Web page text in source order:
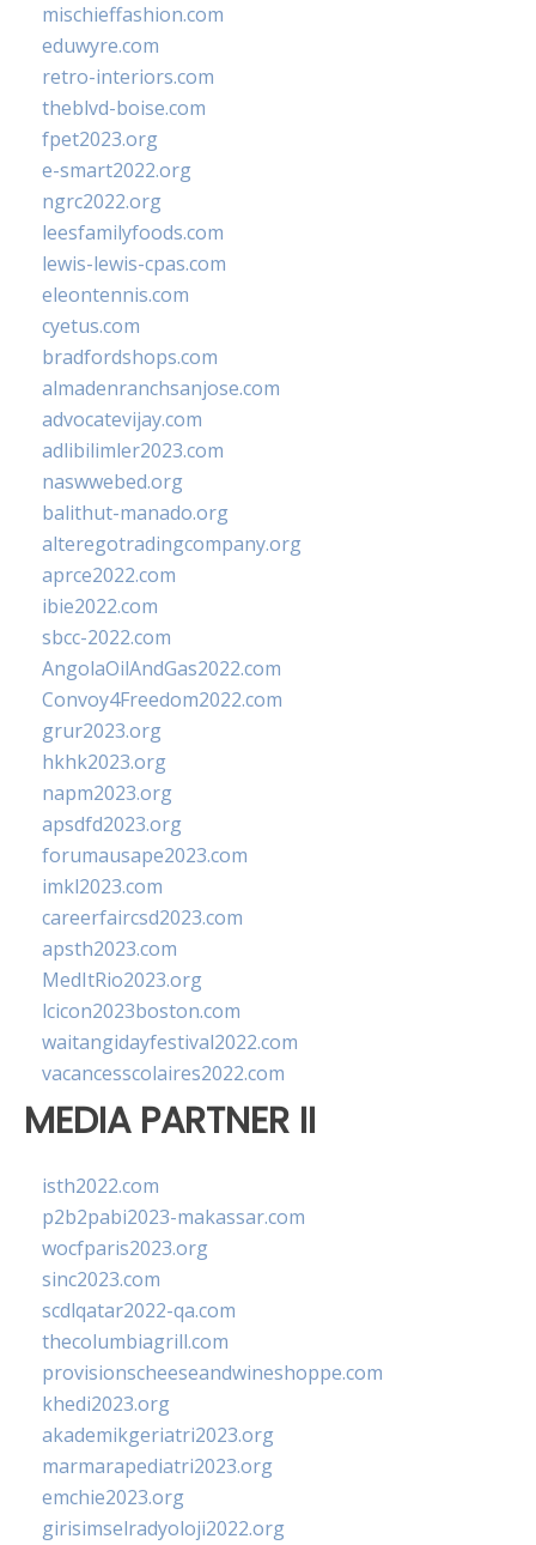
mischieffashion.com
eduwyre.com
retro-interiors.com
theblvd-boise.com
fpet2023.org
e-smart2022.org
ngrc2022.org
leesfamilyfoods.com
lewis-lewis-cpas.com
eleontennis.com
cyetus.com
bradfordshops.com
almadenranchsanjose.com
advocatevijay.com
adlibilimler2023.com
naswwebed.org
balithut-manado.org
alteregotradingcompany.org
aprce2022.com
ibie2022.com
sbcc-2022.com
AngolaOilAndGas2022.com
Convoy4Freedom2022.com
grur2023.org
hkhk2023.org
napm2023.org
apsdfd2023.org
forumausape2023.com
imkl2023.com
careerfaircsd2023.com
apsth2023.com
MedItRio2023.org
lcicon2023boston.com
waitangidayfestival2022.com
vacancesscolaires2022.com
MEDIA PARTNER II
isth2022.com
p2b2pabi2023-makassar.com
wocfparis2023.org
sinc2023.com
scdlqatar2022-qa.com
thecolumbiagrill.com
provisionscheeseandwineshoppe.com
khedi2023.org
akademikgeriatri2023.org
marmarapediatri2023.org
emchie2023.org
girisimselradyoloji2022.org